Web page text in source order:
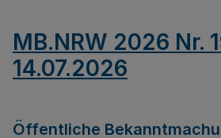
MB.NRW 2026 Nr.
14.07.2026
Öffentliche